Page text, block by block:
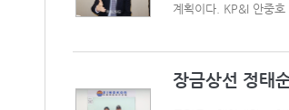
계획이다. KP&I 안중호
장금상선 정태